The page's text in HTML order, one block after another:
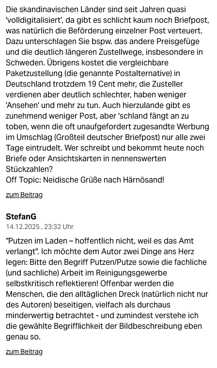
verlag
veranstaltungen
shop
fragen & hilfe
unterstützen
abo
genossenschaft
epaper login
Die skandinavischen Länder sind seit Jahren quasi
'volldigitalisiert', da gibt es schlicht kaum noch Briefpost,
was natürlich die Beförderung einzelner Post verteuert.
Dazu unterschlagen Sie bspw. das andere Preisgefüge
und die deutlich längeren Zustellwege, insbesondere in
Schweden. Übrigens kostet die vergleichbare
Paketzustellung (die genannte Postalternative) in
Deutschland trotzdem 19 Cent mehr, die Zusteller
verdienen aber deutlich schlechter, haben weniger
'Ansehen' und mehr zu tun. Auch hierzulande gibt es
zunehmend weniger Post, aber 'schland fängt an zu
toben, wenn die oft unaufgefordert zugesandte Werbung
im Umschlag (Großteil deutscher Briefpost) nur alle zwei
Tage eintrudelt. Wer schreibt und bekommt heute noch
Briefe oder Ansichtskarten in nennenswerten
Stückzahlen?
Off Topic: Neidische Grüße nach Härnösand!
zum Beitrag
StefanG
14.12.2025 , 23:32 Uhr
"Putzen im Laden – hoffentlich nicht, weil es das Amt
verlangt". Ich möchte dem Autor zwei Dinge ans Herz
legen: Bitte den Begriff Putzen/Putze sowie die fachliche
(und sachliche) Arbeit im Reinigungsgewerbe
selbstkritisch reflektieren! Offenbar werden die
Menschen, die den alltäglichen Dreck (natürlich nicht nur
des Autoren) beseitigen, vielfach als durchaus
minderwertig betrachtet - und zumindest verstehe ich
die gewählte Begrifflichkeit der Bildbeschreibung eben
genau so.
zum Beitrag